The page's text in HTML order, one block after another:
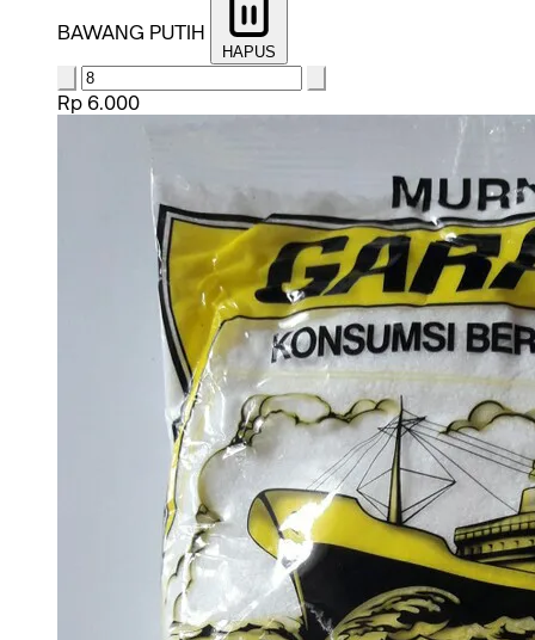
BAWANG PUTIH
HAPUS
Rp 6.000